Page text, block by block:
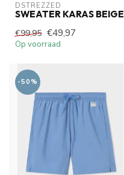
DSTREZZED
SWEATER KARAS BEIGE
€99,95 €49,97
Op voorraad
-50%